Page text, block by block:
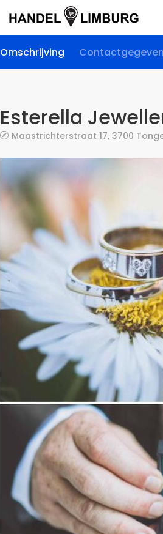
Omschrijving
Esterella
Maastrichterstraat 17, 3700